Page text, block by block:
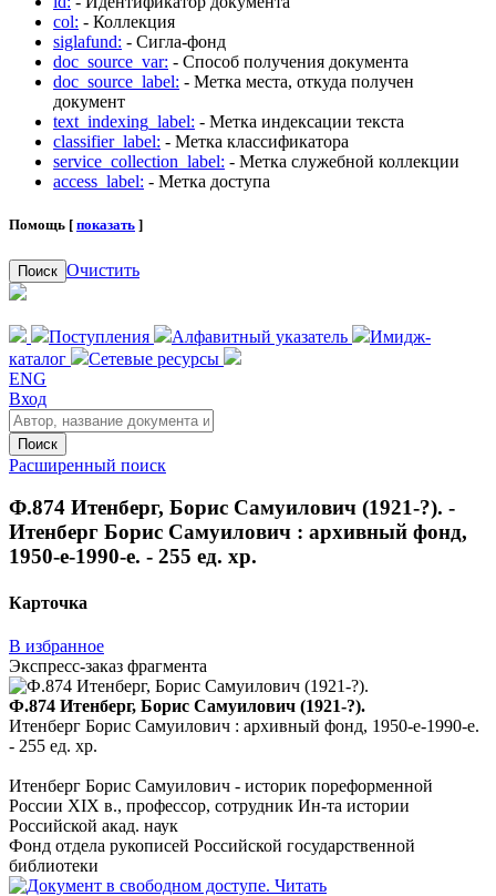
col: - Коллекция
siglafund: - Сигла-фонд
doc_source_var: - Способ получения документа
doc_source_label: - Метка места, откуда получен
документ
text_indexing_label: - Метка индексации текста
classifier_label: - Метка классификатора
service_collection_label: - Метка служебной коллекции
access_label: - Метка доступа
Помощь [ показать ]
Поиск Очистить
Поступления Алфавитный указатель
Имидж-
каталог
Сетевые ресурсы
ENG
Вход
Поиск
Расширенный поиск
Ф.874 Итенберг, Борис Самуилович (1921-?). -
Итенберг Борис Самуилович : архивный фонд,
1950-е-1990-е. - 255 ед. хр.
Карточка
В избранное
Экспресс-заказ фрагмента
Ф.874 Итенберг, Борис Самуилович (1921-?).
Итенберг Борис Самуилович : архивный фонд, 1950-е-1990-е.
- 255 ед. хр.
Итенберг Борис Самуилович - историк пореформенной
России XIX в., профессор, сотрудник Ин-та истории
Российской акад. наук
Фонд отдела рукописей Российской государственной
библиотеки
Читать